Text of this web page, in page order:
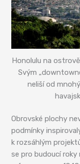
Honolulu na
Svým
neliší od
Obrovské plochy
podmínky
k rozsáhlým
se pro budoucí